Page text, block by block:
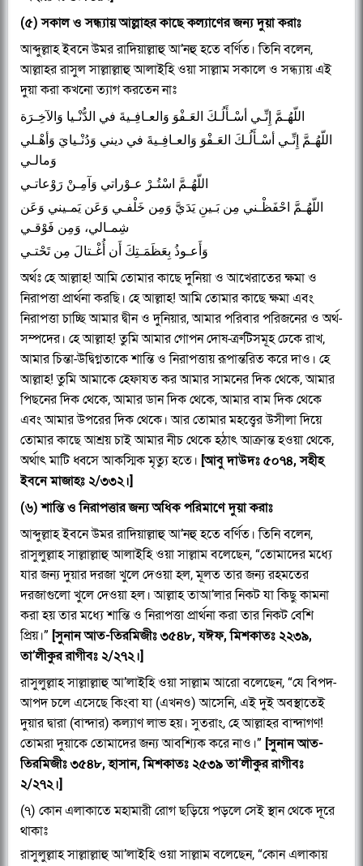
(৫) সকাল ও সন্ধ্যায় আল্লাহর কাছে কল্যাণের জন্য দুয়া করাঃ
আব্দুল্লাহ ইবনে উমর রাদিয়াল্লাহু আ’নহু হতে বর্ণিত। তিনি বলেন,
আল্লাহর রাসুল সাল্লাল্লাহু আলাইহি ওয়া সাল্লাম সকালে ও সন্ধ্যায় এই
দুয়া করা কখনো ত্যাগ করতেন নাঃ
اللّهُـمَّ إِنِّـي أسْـأَلُـكَ العَـفْوَ وَالعـافِـيةَ في الدُّنْـيا وَالآخِـرَة
اللّهُـمَّ إِنِّـي أسْـأَلُـكَ العَـفْوَ وَالعـافِـيةَ في ديني وَدُنْـيايَ وَأهْـلي
وَمالـي
اللّهُـمَّ اسْتُـرْ عـوْراتي وَآمِـنْ رَوْعاتـي
اللّهُـمَّ احْفَظْـني مِن بَـينِ يَدَيَّ وَمِن خَلْفـي وَعَن يَمـيني وَعَن
شِمـالي، وَمِن فَوْقـي
وَأَعـوذُ بِعَظَمَـتِكَ أَن أُغْـتالَ مِن تَحْتـي
অর্থঃ হে আল্লাহ! আমি তোমার কাছে দুনিয়া ও আখেরাতের ক্ষমা ও
নিরাপত্তা প্রার্থনা করছি। হে আল্লাহ! আমি তোমার কাছে ক্ষমা এবং
নিরাপত্তা চাচ্ছি আমার দ্বীন ও দুনিয়ার, আমার পরিবার পরিজনের ও অর্থ-
সম্পদের। হে আল্লাহ! তুমি আমার গোপন দোষ-ত্রুটিসমূহ ঢেকে রাখ,
আমার চিন্তা-উদ্বিগ্নতাকে শান্তি ও নিরাপত্তায় রূপান্তরিত করে দাও। হে
আল্লাহ! তুমি আমাকে হেফাযত কর আমার সামনের দিক থেকে, আমার
পিছনের দিক থেকে, আমার ডান দিক থেকে, আমার বাম দিক থেকে
এবং আমার উপরের দিক থেকে। আর তোমার মহত্ত্বের উসীলা দিয়ে
তোমার কাছে আশ্রয় চাই আমার নীচ থেকে হঠাৎ আক্রান্ত হওয়া থেকে,
অর্থাৎ মাটি ধ্বসে আকস্মিক মৃত্যু হতে। [আবু দাউদঃ ৫০৭৪, সহীহ
ইবনে মাজাহঃ ২/৩৩২।]
(৬) শান্তি ও নিরাপত্তার জন্য অধিক পরিমাণে দুয়া করাঃ
আব্দুল্লাহ ইবনে উমর রাদিয়াল্লাহু আ’নহু হতে বর্ণিত। তিনি বলেন,
রাসুলুল্লাহ সাল্লাল্লাহু আলাইহি ওয়া সাল্লাম বলেছেন, “তোমাদের মধ্যে
যার জন্য দুয়ার দরজা খুলে দেওয়া হল, মূলত তার জন্য রহমতের
দরজাগুলো খুলে দেওয়া হল। আল্লাহ তাআ’লার নিকট যা কিছু কামনা
করা হয় তার মধ্যে শান্তি ও নিরাপত্তা প্রার্থনা করা তার নিকট বেশি
প্রিয়।” [সুনান আত-তিরমিজীঃ ৩৫৪৮, যঈফ, মিশকাতঃ ২২৩৯,
তা’লীকুর রাগীবঃ ২/২৭২।]
রাসুলুল্লাহ সাল্লাল্লাহু আ’লাইহি ওয়া সাল্লাম আরো বলেছেন, “যে বিপদ-
আপদ চলে এসেছে কিংবা যা (এখনও) আসেনি, এই দুই অবস্থাতেই
দুয়ার দ্বারা (বান্দার) কল্যাণ লাভ হয়। সুতরাং, হে আল্লাহর বান্দাগণ!
তোমরা দুয়াকে তোমাদের জন্য আবশ্যিক করে নাও।” [সুনান আত-
তিরমিজীঃ ৩৫৪৮, হাসান, মিশকাতঃ ২৫৩৯ তা’লীকুর রাগীবঃ
২/২৭২।]
(৭) কোন এলাকাতে মহামারী রোগ ছড়িয়ে পড়লে সেই স্থান থেকে দূরে
থাকাঃ
রাসুলুল্লাহ সাল্লাল্লাহু আ’লাইহি ওয়া সাল্লাম বলেছেন, “কোন এলাকায়